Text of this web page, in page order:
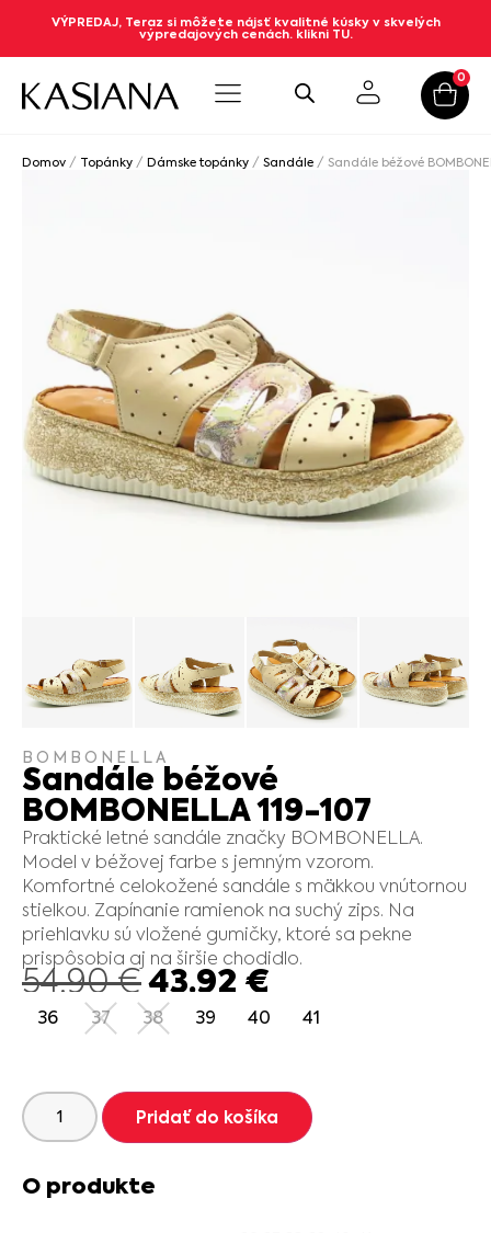
VÝPREDAJ, Teraz si môžete nájsť kvalitné kúsky v skvelých
výpredajových cenách. klikni TU.
0
Domov / Topánky / Dámske topánky / Sandále / Sandále béžové
BOMBONELLA
Sandále béžové
BOMBONELLA 119-107
Praktické letné sandále značky BOMBONELLA.
Model v béžovej farbe s jemným vzorom.
Komfortné celokožené sandále s mäkkou vnútornou
stielkou. Zapínanie ramienok na suchý zips. Na
priehlavku sú vložené gumičky, ktoré sa pekne
prispôsobia aj na širšie chodidlo.
54.90€43.92 €
36 37 38 39 40 41
Pridať do košíka
O produkte